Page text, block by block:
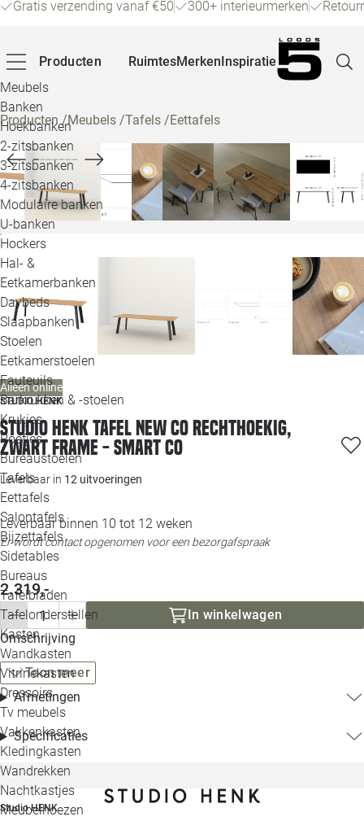
Gratis verzending vanaf €50 300+ interieurmerken
Producten
Meubels
Banken
Hoekbanken
2-zitsbanken
3-zitsbanken
4-zitsbanken
Modulaire banken
U-banken
Hockers
Hal- &
Eetkamerbanken
Daybeds
Slaapbanken
Stoelen
Eetkamerstoelen
Fauteuils
Barkrukken & -stoelen
Krukjes
Poefjes
Bureaustoelen
Tafels
Eettafels
Salontafels
Bijzettafels
Sidetables
Bureaus
Tafelbladen
Tafelonderstellen
Kasten
Wandkasten
Vitrinekasten
Dressoirs
Tv meubels
Vakkenkasten
Kledingkasten
Wandrekken
Nachtkastjes
Meubelhoezen
RuimtesMerkenInspiratie
Alle
Producten/Meubels /Tafels /Eettafels
Alleen online
STUDIO HENK
Studio HENK tafel New Co Rechthoekig,
zwart frame - Smart Co
Leverbaar in 12 uitvoeringen
Leverbaar binnen 10 tot 12 weken
Er wordt contact opgenomen voor een bezorgafspraak
2.319,-
In winkelwagen
Omschrijving
Toon meer
Afmetingen
Specificaties
Studio HENK